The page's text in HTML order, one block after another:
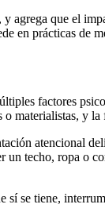
agrega que el
en prácticas de
factores
materialistas, y
atencional
un techo, ropa o
sí se tiene,